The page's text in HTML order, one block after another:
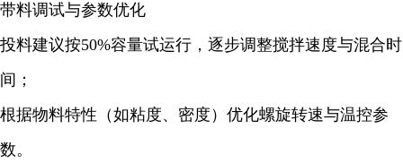
带料调试与参数优化
投料建议按50%容量试运行，逐步调整搅拌速度与混合时
间；
根据物料特性（如粘度、密度）优化螺旋转速与温控参
数。